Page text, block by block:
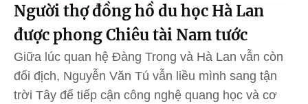
Người thợ đồng hồ du học Hà Lan
được phong Chiêu tài Nam tước
Giữa lúc quan hệ Đàng Trong và Hà Lan vẫn còn
đối địch, Nguyễn Văn Tú vẫn liều mình sang tận
trời Tây để tiếp cận công nghệ quang học và cơ